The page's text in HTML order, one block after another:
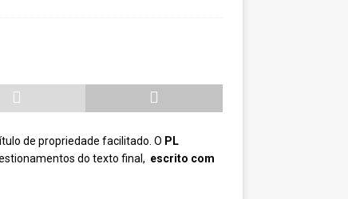
de propriedade facilitado. O PL
do texto final, escrito com